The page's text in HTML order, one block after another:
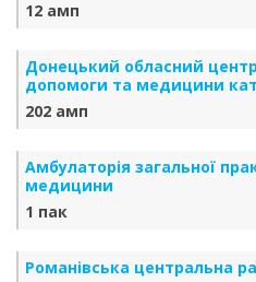
12 амп
Донецький обласний
допомоги та медицини
202 амп
Амбулаторія загальної
медицини
1 пак
Романівська центральна